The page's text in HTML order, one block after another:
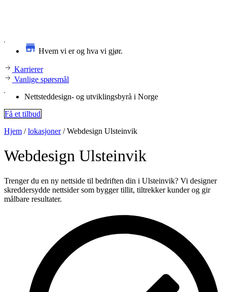
Hvem vi er og hva vi gjør.
Karrierer
Vanlige spørsmål
Nettsteddesign- og utviklingsbyrå i Norge
Få et tilbud
Hjem /lokasjoner/Webdesign Ulsteinvik
Webdesign Ulsteinvik
Trenger du en ny nettside til bedriften din i Ulsteinvik? Vi designer
skreddersydde nettsider som bygger tillit, tiltrekker kunder og gir
målbare resultater.